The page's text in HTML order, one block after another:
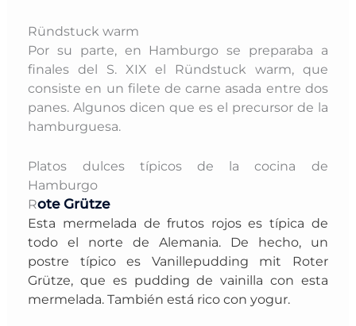
Ründstuck warm
Por su parte, en Hamburgo se preparaba a
finales del S. XIX el Ründstuck warm, que
consiste en un filete de carne asada entre dos
panes. Algunos dicen que es el precursor de la
hamburguesa.
Platos dulces típicos de la cocina de
Hamburgo
Rote Grütze
Esta mermelada de frutos rojos es típica de
todo el norte de Alemania. De hecho, un
postre típico es Vanillepudding mit Roter
Grütze, que es pudding de vainilla con esta
mermelada. También está rico con yogur.